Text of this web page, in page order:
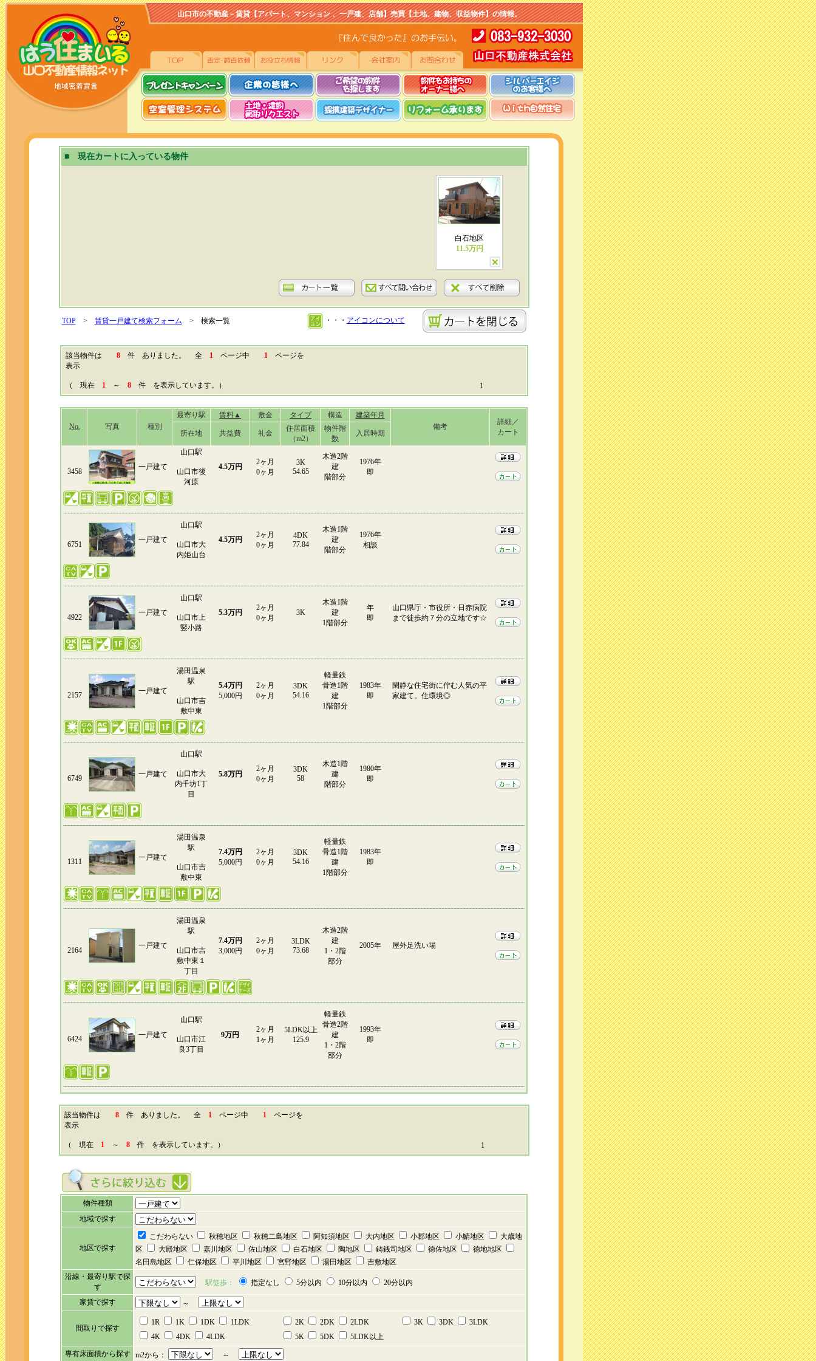
山口市の不動産－賃貸【アパート、マンション 、一戸建、店舗】売買【土地、建物、収益物件】の情報。
■ 現在カートに入っている物件
白石地区
11.5万円
TOP> 賃貸一戸建て検索フォーム > 検索一覧 ・・・ アイコンについて
該当物件は 8件 ありました。 全 1ページ中 1ページを
表示
（ 現在 1～ 8件 を表示しています。） 1
No. 写真 種別
最寄り駅 賃料▲ 敷金 タイプ 構造
建築年月
備考
詳細／
カート
所在地 共益費 礼金
住居面積
（m2）
物件階
数
入居時期
3458
一戸建て
山口駅
山口市後
河原
4.5万円
2ヶ月
0ヶ月
3K
54.65
木造2階
建
階部分
1976年
即
6751
一戸建て
山口駅
山口市大
内姫山台
4.5万円
2ヶ月
0ヶ月
4DK
77.84
木造1階
建
階部分
1976年
相談
4922
一戸建て
山口駅
山口市上
竪小路
5.3万円
2ヶ月
0ヶ月
3K
木造1階
建
1階部分
年
即
山口県庁・市役所・日赤病院
まで徒歩約７分の立地です☆
2157 一戸建て
湯田温泉
駅
山口市吉
敷中東
5.4万円
5,000円
2ヶ月
0ヶ月
3DK
54.16
軽量鉄
骨造1階
建
1階部分
1983年
即
閑静な住宅街に佇む人気の平
家建て。住環境◎
6749 一戸建て
山口駅
山口市大
内千坊1丁
目
5.8万円
2ヶ月
0ヶ月
3DK
58
木造1階
建
階部分
1980年
即
1311 一戸建て
湯田温泉
駅
山口市吉
敷中東
7.4万円
5,000円
2ヶ月
0ヶ月
3DK
54.16
軽量鉄
骨造1階
建
1階部分
1983年
即
2164
一戸建て
湯田温泉
駅
山口市吉
敷中東１
丁目
7.4万円
3,000円
2ヶ月
0ヶ月
3LDK
73.68
木造2階
建
1・2階
部分
2005年 屋外足洗い場
6424 一戸建て
山口駅
山口市江
良3丁目
9万円
2ヶ月
1ヶ月
5LDK以上
125.9
軽量鉄
骨造2階
建
1・2階
部分
1993年
即
該当物件は 8件 ありました。 全 1ページ中 1ページを
表示
（ 現在 1～ 8件 を表示しています。） 1
物件種類
地域で探す
地区で探す
こだわらない 秋穂地区 秋穂二島地区 阿知須地区 大内地区 小郡地区 小鯖地区
大歳地
区
大殿地区 嘉川地区 佐山地区 白石地区 陶地区 鋳銭司地区 徳佐地区
徳地地区
名田島地区
仁保地区 平川地区 宮野地区 湯田地区
吉敷地区
沿線・最寄り駅で探
す
駅徒歩： 指定なし 5分以内 10分以内 20分以内
家賃で探す ～
間取りで探す
1R 1K 1DK 1LDK 2K 2DK 2LDK 3K 3DK
3LDK
4K
4DK 4LDK 5K 5DK
5LDK以上
専有床面積から探す
m2から： ～